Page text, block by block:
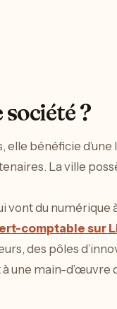
?
bénéficie
La ville
du numérique
comptable sur
des pôles
main-